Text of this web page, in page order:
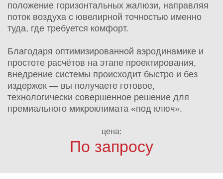
положение горизонтальных жалюзи, направляя
поток воздуха с ювелирной точностью именно
туда, где требуется комфорт.
Благодаря оптимизированной аэродинамике и
простоте расчётов на этапе проектирования,
внедрение системы происходит быстро и без
издержек — вы получаете готовое,
технологически совершенное решение для
премиального микроклимата «под ключ».
цена:
По запросу